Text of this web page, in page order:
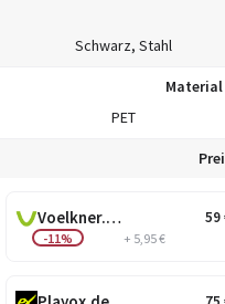
Schwarz, Stahl
PET
59
Voelkner.de
-11% + 5,95 €